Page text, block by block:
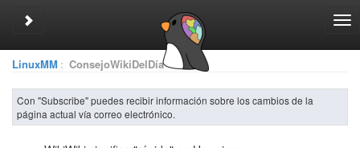
Toggle sidebar
LinuxMM : ConsejoWikiDelDía
Con "Subscribe" puedes recibir información sobre los cambios de la
página actual vía correo electrónico.